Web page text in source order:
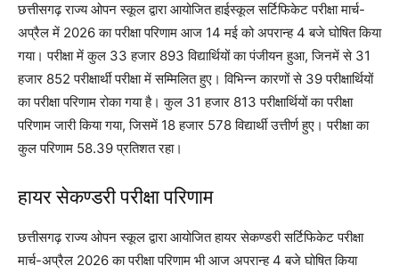
छत्तीसगढ़ राज्य ओपन स्कूल द्वारा आयोजित हाईस्कूल सर्टिफिकेट परीक्षा मार्च-
अप्रैल में 2026 का परीक्षा परिणाम आज 14 मई को अपरान्ह 4 बजे घोषित किया
गया। परीक्षा में कुल 33 हजार 893 विद्यार्थियों का पंजीयन हुआ, जिनमें से 31
हजार 852 परीक्षार्थी परीक्षा में सम्मिलित हुए। विभिन्न कारणों से 39 परीक्षार्थियों
का परीक्षा परिणाम रोका गया है। कुल 31 हजार 813 परीक्षार्थियों का परीक्षा
परिणाम जारी किया गया, जिसमें 18 हजार 578 विद्यार्थी उत्तीर्ण हुए। परीक्षा का
कुल परिणाम 58.39 प्रतिशत रहा।
हायर सेकण्डरी परीक्षा परिणाम
छत्तीसगढ़ राज्य ओपन स्कूल द्वारा आयोजित हायर सेकण्डरी सर्टिफिकेट परीक्षा
मार्च-अप्रैल 2026 का परीक्षा परिणाम भी आज अपरान्ह 4 बजे घोषित किया